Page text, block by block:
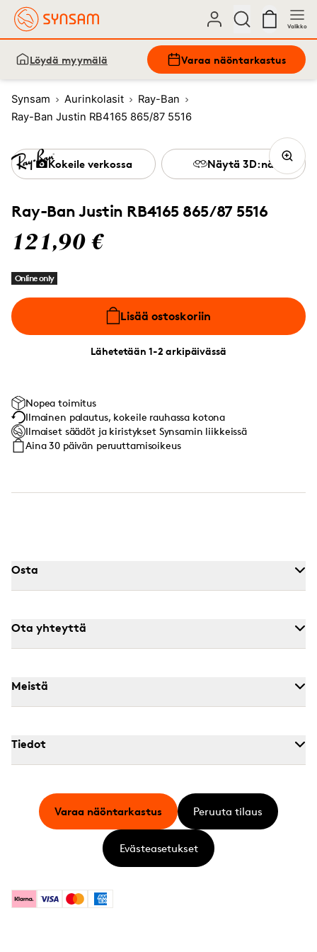
Valikko
Löydä myymälä Varaa näöntarkastus
Synsam Aurinkolasit
Ray-Ban
Ray-Ban Justin RB4165 865/87 5516
Ray-Ban Justin RB4165 865/87 5516
121,90 €
Online only
Lisää ostoskoriin
Lähetetään 1-2 arkipäivässä
Kokeile verkossa Näytä 3D:nä
Nopea toimitus
Ilmainen palautus, kokeile rauhassa kotona
Ilmaiset säädöt ja kiristykset Synsamin liikkeissä
Aina 30 päivän peruuttamisoikeus
Osta
Ota yhteyttä
Meistä
Tiedot
KlarnaVisa MastercardAmerican Express
Varaa näöntarkastus Peruuta tilaus
Evästeasetukset